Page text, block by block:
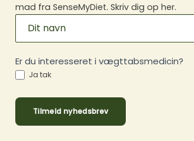
mad fra SenseMyDiet. Skriv dig op her.
MAILCHIMP
SIGNUP
Er du interesseret i vægttabsmedicin?
Ja tak
Tilmeld nyhedsbrev